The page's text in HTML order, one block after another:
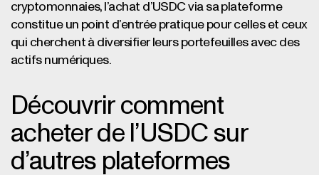
cryptomonnaies, l’achat d’USDC via sa plateforme
constitue un point d’entrée pratique pour celles et ceux
qui cherchent à diversifier leurs portefeuilles avec des
actifs numériques.
Découvrir comment
acheter de l’USDC sur
d’autres plateformes